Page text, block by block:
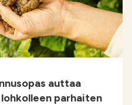
auttaa
parhaiten